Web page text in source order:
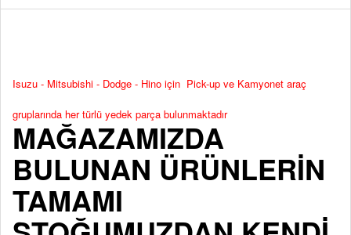
Isuzu - Mitsubishi - Dodge - Hino için Pick-up ve Kamyonet araç
gruplarında her türlü yedek parça bulunmaktadır
MAĞAZAMIZDA
BULUNAN ÜRÜNLERİN
TAMAMI